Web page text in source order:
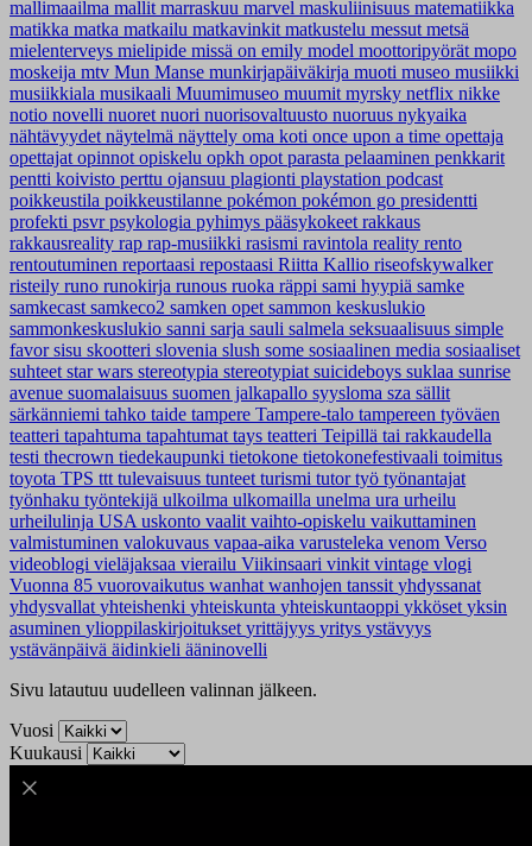
mallimaailma mallit marraskuu marvel maskuliinisuus matematiikka
matikka matka matkailu matkavinkit matkustelu messut metsä
mielenterveys mielipide missä on emily model moottoripyörät mopo
moskeija mtv Mun Manse munkirjapäiväkirja muoti museo musiikki
musiikkiala musikaali Muumimuseo muumit myrsky netflix nikke
notio novelli nuoret nuori nuorisovaltuusto nuoruus nykyaika
nähtävyydet näytelmä näyttely oma koti once upon a time opettaja
opettajat opinnot opiskelu opkh opot parasta pelaaminen penkkarit
pentti koivisto perttu ojansuu plagionti playstation podcast
poikkeustila poikkeustilanne pokémon pokémon go presidentti
profekti psvrpsykologia pyhimys pääsykokeet rakkaus
rakkausreality rap rap-musiikki rasismi ravintola reality rento
rentoutuminen reportaasi repostaasi Riitta Kallio riseofskywalker
risteily runo runokirja runous ruoka räppi sami hyypiä samke
samkecast samkeco2 samken opet sammon keskuslukio
sammonkeskuslukio sanni sarja sauli salmela seksuaalisuus simple
favorsisu skootteri slovenia slush some sosiaalinen media sosiaaliset
suhteet star wars stereotypia stereotypiat suicideboys suklaa sunrise
avenue suomalaisuus suomen jalkapallo syysloma sza sällit
särkänniemi tahko taide tampere Tampere-talo tampereen työväen
teatteri tapahtuma tapahtumat tays teatteri Teipillä tai rakkaudella
testi thecrown tiedekaupunki tietokone tietokonefestivaali toimitus
toyota TPS ttt tulevaisuus tunteet turismi tutortyö työnantajat
työnhaku työntekijä ulkoilma ulkomailla unelma ura urheilu
urheilulinja USA uskonto vaalit vaihto-opiskelu vaikuttaminen
valmistuminen valokuvaus vapaa-aika varusteleka venom Verso
videoblogi vieläjaksaa vierailu Viikinsaari vinkit vintage vlogi
Vuonna 85 vuorovaikutus wanhat wanhojen tanssit yhdyssanat
yhdysvallat yhteishenki yhteiskunta yhteiskuntaoppi ykköset yksin
asuminen ylioppilaskirjoitukset yrittäjyys yritys ystävyys
ystävänpäivä äidinkieli ääninovelli
Sivu latautuu uudelleen valinnan jälkeen.
Vuosi
Kuukausi